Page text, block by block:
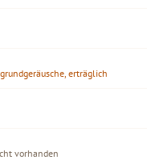
erträglich
vorhanden